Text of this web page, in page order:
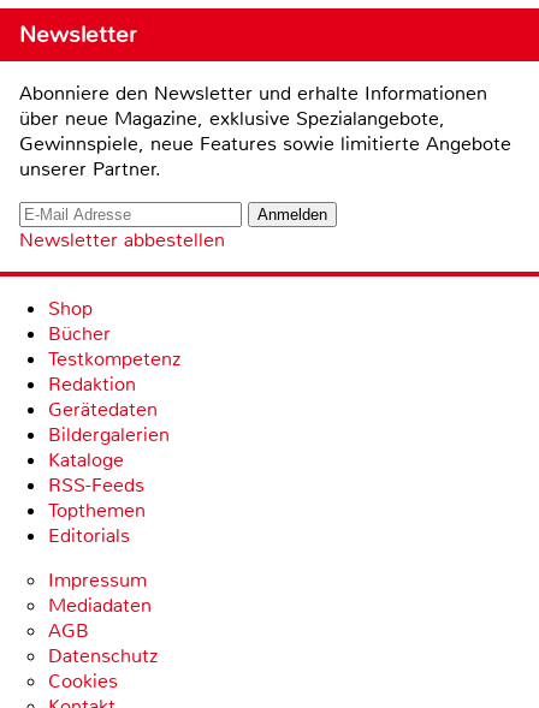
Newsletter
Abonniere den Newsletter und erhalte Informationen
über neue Magazine, exklusive Spezialangebote,
Gewinnspiele, neue Features sowie limitierte Angebote
unserer Partner.
Newsletter abbestellen
Shop
Bücher
Testkompetenz
Redaktion
Gerätedaten
Bildergalerien
Kataloge
RSS-Feeds
Topthemen
Editorials
Impressum
Mediadaten
AGB
Datenschutz
Cookies